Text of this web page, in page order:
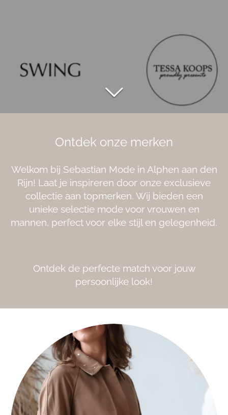
Ontdek onze merken
Welkom bij Sebastian Mode in Alphen aan den
Rijn! Laat je inspireren door onze exclusieve
collectie aan topmerken. Wij bieden een
unieke selectie mode voor vrouwen en
mannen, perfect voor elke stijl en gelegenheid.
Ontdek de perfecte match voor jouw
persoonlijke look!